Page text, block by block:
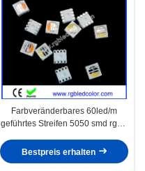
Farbveränderbares 60led/m
geführtes Streifen 5050 smd rgbw
Bestpreis erhalten